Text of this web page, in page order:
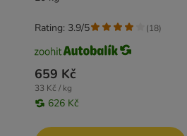
659 Kč
33 Kč / kg
626 Kč
Rating: 3.9/5 (18)